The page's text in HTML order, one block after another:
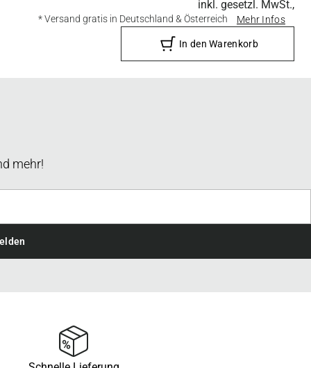
inkl. gesetzl. MwSt.,
* Versand gratis in Deutschland & Österreich Mehr Infos
In den Warenkorb
mehr!